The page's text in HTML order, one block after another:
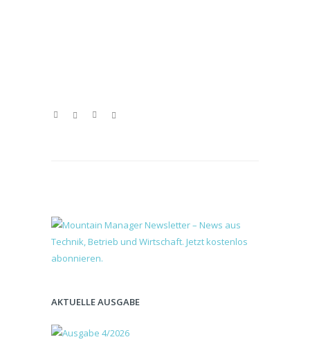
AKTUELLE AUSGABE